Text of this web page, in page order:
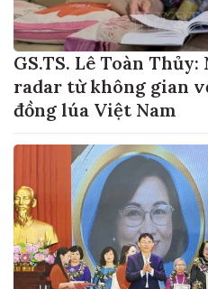
GS.TS. Lê Toàn
radar từ không gian
đồng lúa Việt Nam